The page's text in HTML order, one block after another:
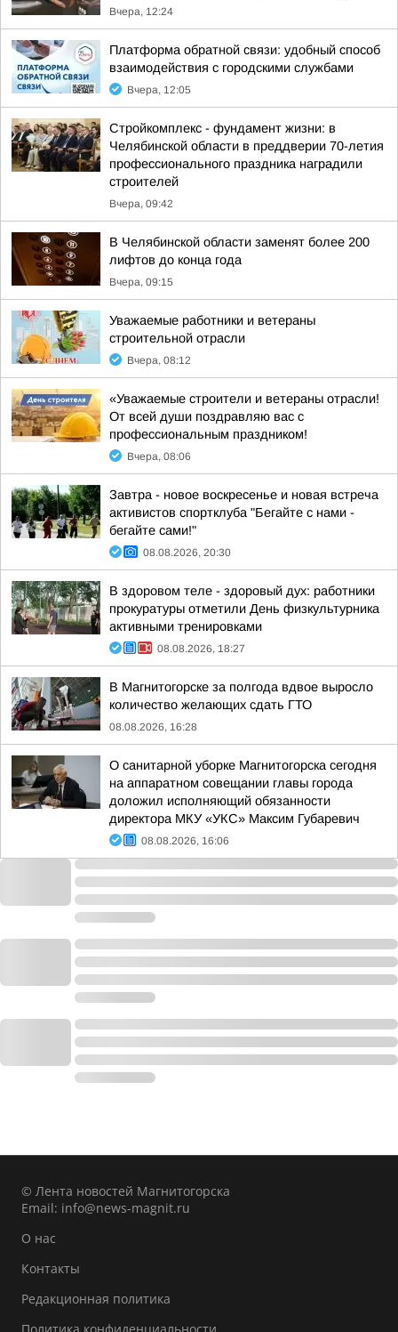
Вчера, 12:24
Платформа обратной связи: удобный способ
взаимодействия с городскими службами
Вчера, 12:05
Стройкомплекс - фундамент жизни: в
Челябинской области в преддверии 70-летия
профессионального праздника наградили
строителей
Вчера, 09:42
В Челябинской области заменят более 200
лифтов до конца года
Вчера, 09:15
Уважаемые работники и ветераны
строительной отрасли
Вчера, 08:12
«Уважаемые строители и ветераны отрасли!
От всей души поздравляю вас с
профессиональным праздником!
Вчера, 08:06
Завтра - новое воскресенье и новая встреча
активистов спортклуба "Бегайте с нами -
бегайте сами!"
08.08.2026, 20:30
В здоровом теле - здоровый дух: работники
прокуратуры отметили День физкультурника
активными тренировками
08.08.2026, 18:27
В Магнитогорске за полгода вдвое выросло
количество желающих сдать ГТО
08.08.2026, 16:28
О санитарной уборке Магнитогорска сегодня
на аппаратном совещании главы города
доложил исполняющий обязанности
директора МКУ «УКС» Максим Губаревич
08.08.2026, 16:06
© Лента новостей Магнитогорска
Email: info@news-magnit.ru
О нас
Контакты
Редакционная политика